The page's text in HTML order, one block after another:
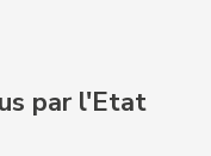
par l'Etat